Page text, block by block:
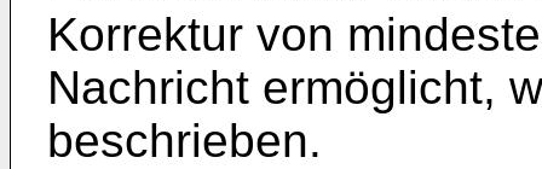
Korrektur von
Nachricht ermöglicht,
beschrieben.